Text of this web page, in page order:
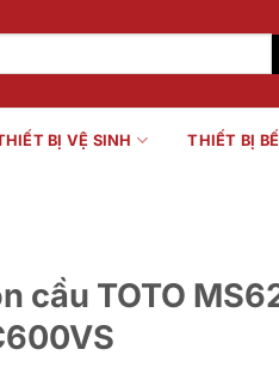
BỊ VỆ SINH THIẾT BỊ
cầu TOTO